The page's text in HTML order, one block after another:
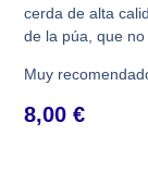
cerda de alta
de la púa, que no
Muy
8,00€